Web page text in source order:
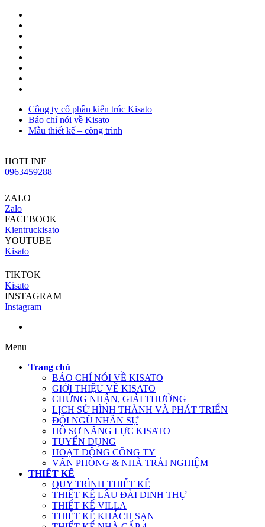
Công ty cổ phần kiến trúc Kisato
Báo chí nói về Kisato
Mẫu thiết kế – công trình
HOTLINE
0963459288
ZALO
Zalo
FACEBOOK
Kientruckisato
YOUTUBE
Kisato
TIKTOK
Kisato
INSTAGRAM
Instagram
Menu
Trang chủ
BÁO CHÍ NÓI VỀ KISATO
GIỚI THIỆU VỀ KISATO
CHỨNG NHẬN, GIẢI THƯỞNG
LỊCH SỬ HÌNH THÀNH VÀ PHÁT TRIỂN
ĐỘI NGŨ NHÂN SỰ
HỒ SƠ NĂNG LỰC KISATO
TUYỂN DỤNG
HOẠT ĐỘNG CÔNG TY
VĂN PHÒNG & NHÀ TRẢI NGHIỆM
THIẾT KẾ
QUY TRÌNH THIẾT KẾ
THIẾT KẾ LÂU ĐÀI DINH THỰ
THIẾT KẾ VILLA
THIẾT KẾ KHÁCH SẠN